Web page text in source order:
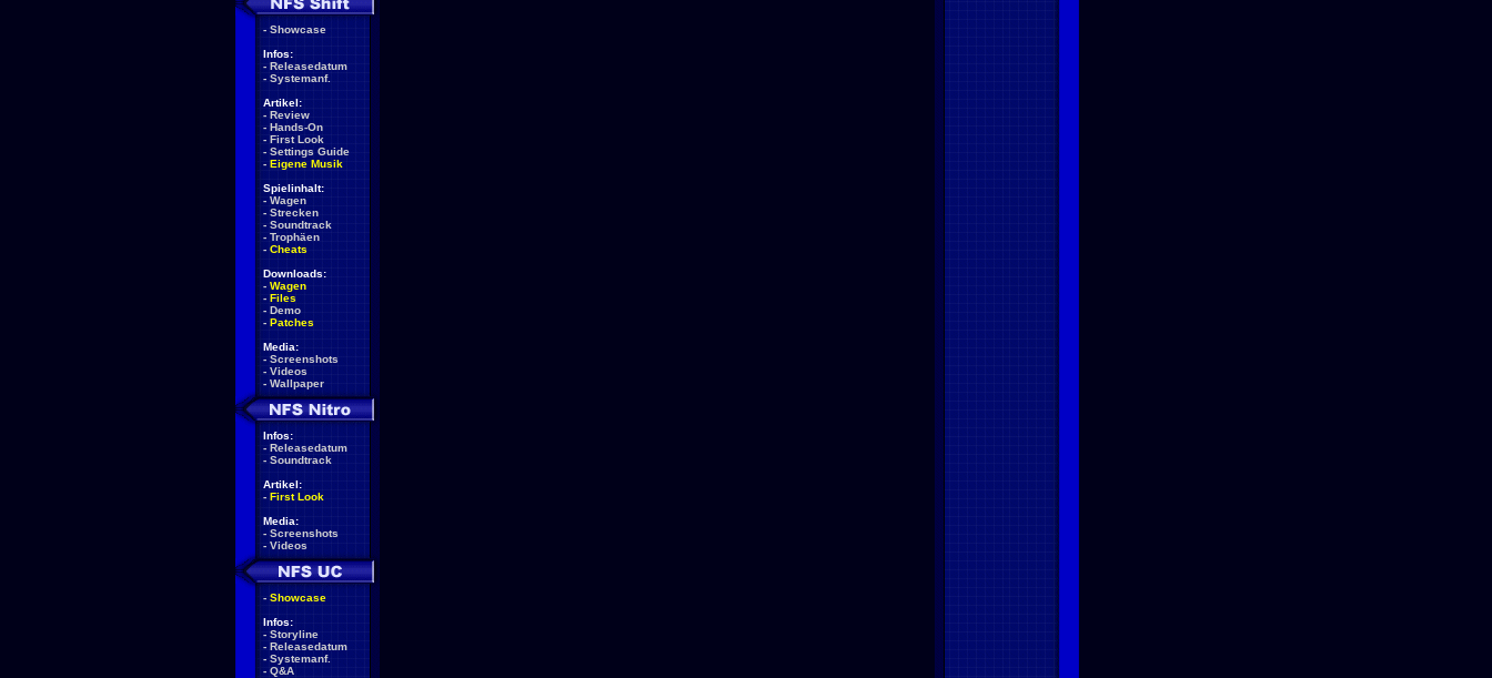
- Showcase
Infos:
- Releasedatum
- Systemanf.
Artikel:
- Review
- Hands-On
- First Look
- Settings Guide
- Eigene Musik
Spielinhalt:
- Wagen
- Strecken
- Soundtrack
- Trophäen
- Cheats
Downloads:
- Wagen
- Files
- Demo
- Patches
Media:
- Screenshots
- Videos
- Wallpaper
Infos:
- Releasedatum
- Soundtrack
Artikel:
- First Look
Media:
- Screenshots
- Videos
- Showcase
Infos:
- Storyline
- Releasedatum
- Systemanf.
- Q&A